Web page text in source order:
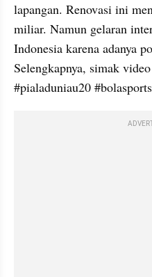
lapangan. Renovasi ini
miliar. Namun gelaran
Indonesia karena adanya
Selengkapnya, simak
#pialaduniau20